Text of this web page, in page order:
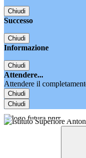
Chiudi
Successo
Chiudi
Informazione
Chiudi
Attendere...
Attendere il
Chiudi
Chiudi